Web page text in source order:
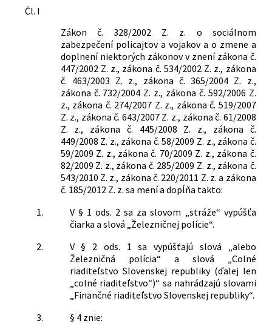
Nachádza sa v čiastke:
21/2013
346/2005 Z. z.
síl Slovenskej republiky a o zmene a
doplnení niektorých zákonov
Čl. I
Zákon č. 328/2002 Z. z. o sociálnom
zabezpečení policajtov a vojakov a o zmene a
doplnení niektorých zákonov v znení zákona č.
447/2002 Z. z., zákona č. 534/2002 Z. z., zákona
č. 463/2003 Z. z., zákona č. 365/2004 Z. z.,
zákona č. 732/2004 Z. z., zákona č. 592/2006 Z.
z., zákona č. 274/2007 Z. z., zákona č. 519/2007
Z. z., zákona č. 643/2007 Z. z., zákona č. 61/2008
Z. z., zákona č. 445/2008 Z. z., zákona č.
449/2008 Z. z., zákona č. 58/2009 Z. z., zákona č.
59/2009 Z. z., zákona č. 70/2009 Z. z., zákona č.
82/2009 Z. z., zákona č. 285/2009 Z. z., zákona č.
543/2010 Z. z., zákona č. 220/2011 Z. z. a zákona
č. 185/2012 Z. z. sa mení a dopĺňa takto:
1.
V § 1 ods. 2 sa za slovom „stráže“ vypúšťa
čiarka a slová „Železničnej polície“.
2.
V § 2 ods. 1 sa vypúšťajú slová „alebo
Železničná polícia“ a slová „Colné
riaditeľstvo Slovenskej republiky (ďalej len
„colné riaditeľstvo“)“ sa nahrádzajú slovami
„Finančné riaditeľstvo Slovenskej republiky“.
3.
§ 4 znie: